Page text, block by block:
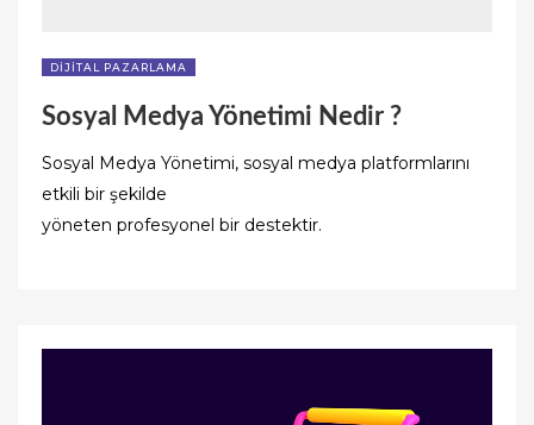
DIJITAL PAZARLAMA
Sosyal Medya Yönetimi Nedir ?
Sosyal Medya Yönetimi, sosyal medya platformlarını
etkili bir şekilde
yöneten profesyonel bir destektir.